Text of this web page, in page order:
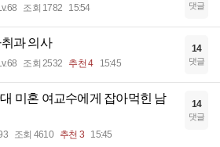
조회 1782 15:54 댓글
과 의사
조회 2532 추천 4 15:45
14
댓글
미혼 여교수에게 잡아먹힌 남
조회 4610 추천 3 15:45
14
댓글